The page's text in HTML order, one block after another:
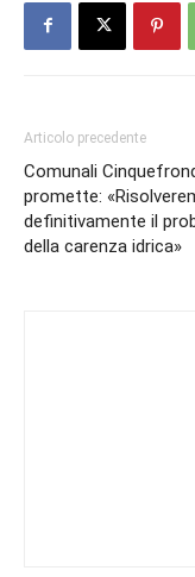
Articolo precedente
Comunali
promette:
definitivamente il
della carenza idrica»